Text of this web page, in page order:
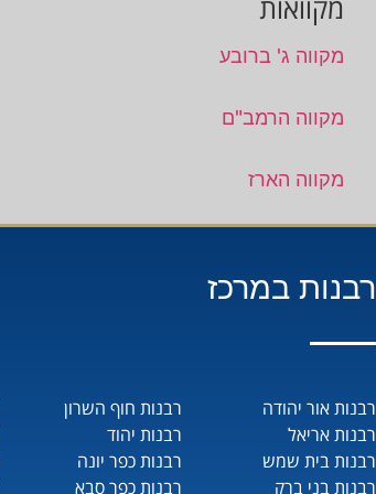
מקוואות
מקווה ג' ברובע
מקווה הרמב"ם
מקווה הארז
רבנות במרכז
רבנות אור יהודה
רבנות אריאל
רבנות בית שמש
רבנות בני ברק
רבנות חוף השרון
רבנות יהוד
רבנות כפר יונה
רבנות כפר סבא